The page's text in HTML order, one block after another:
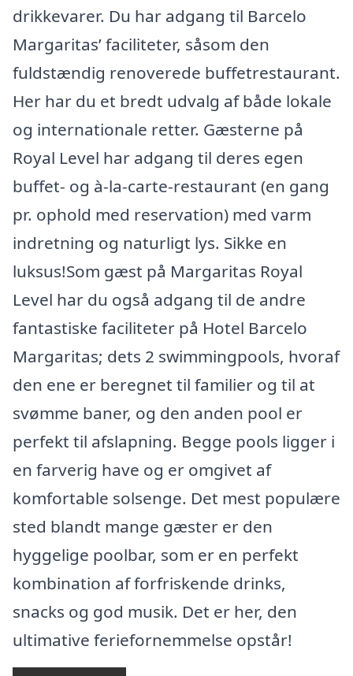
drikkevarer. Du har adgang til Barcelo
Margaritas’ faciliteter, såsom den
fuldstændig renoverede buffetrestaurant.
Her har du et bredt udvalg af både lokale
og internationale retter. Gæsterne på
Royal Level har adgang til deres egen
buffet- og à-la-carte-restaurant (en gang
pr. ophold med reservation) med varm
indretning og naturligt lys. Sikke en
luksus!Som gæst på Margaritas Royal
Level har du også adgang til de andre
fantastiske faciliteter på Hotel Barcelo
Margaritas; dets 2 swimmingpools, hvoraf
den ene er beregnet til familier og til at
svømme baner, og den anden pool er
perfekt til afslapning. Begge pools ligger i
en farverig have og er omgivet af
komfortable solsenge. Det mest populære
sted blandt mange gæster er den
hyggelige poolbar, som er en perfekt
kombination af forfriskende drinks,
snacks og god musik. Det er her, den
ultimative feriefornemmelse opstår!